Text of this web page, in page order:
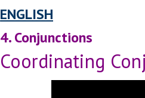
ENGLISH
4. Conjunctions
Coordinating